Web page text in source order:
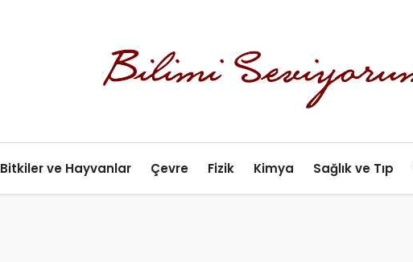
Bitkiler ve Hayvanlar Çevre Fizik Kimya Sağlık ve Tıp